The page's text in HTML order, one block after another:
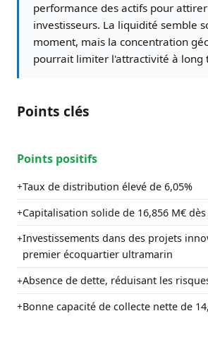
performance des actifs pour
investisseurs. La liquidité semble
moment, mais la concentration
pourrait limiter l'attractivité à long
Points clés
Points positifs
+Taux de distribution élevé de 6,05%
+Capitalisation solide de 16,856 M€
+Investissements dans des projets
premier écoquartier ultramarin
+Absence de dette, réduisant les
+Bonne capacité de collecte nette de